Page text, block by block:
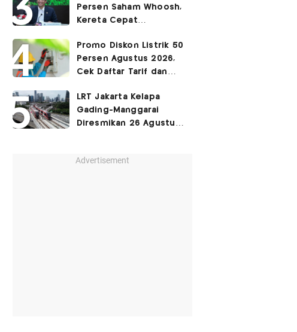
Persen Saham Whoosh,
Kereta Cepat
Surabaya
Promo Diskon Listrik 50
Persen Agustus 2026,
Cek Daftar Tarif dan
LRT Jakarta Kelapa
Gading-Manggarai
Diresmikan 26 Agustus
Advertisement